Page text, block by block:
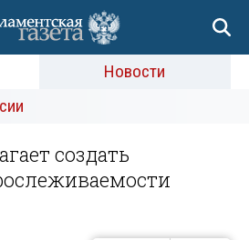
Новости
создать